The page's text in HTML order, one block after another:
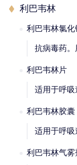
利巴韦林
利巴韦林氯化
抗病毒药
利巴韦林片
适用于呼
利巴韦林胶囊
适用于呼
利巴韦林气雾